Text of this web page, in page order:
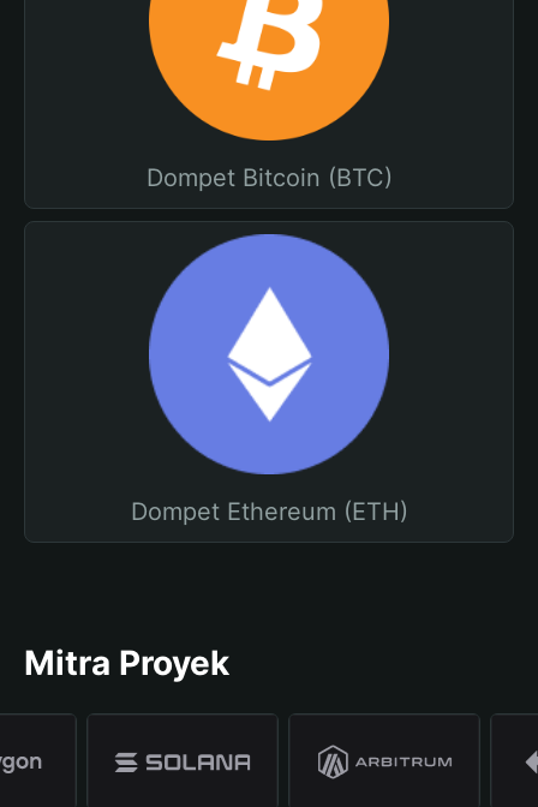
Dompet Bitcoin (BTC)
Dompet Ethereum (ETH)
Mitra Proyek